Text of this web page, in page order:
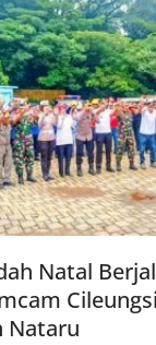
Natal
Nataru